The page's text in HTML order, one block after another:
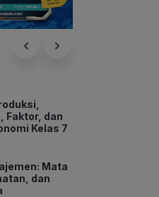
Faktor, dan
Kelas 7
Mata
dan